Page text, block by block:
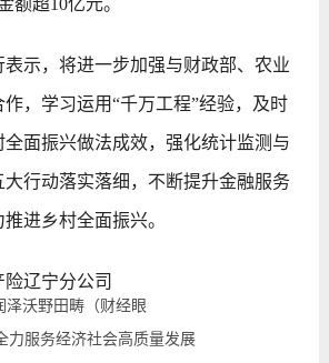
，将进一步加强与财政部、农业
，学习运用“千万工程”经验，及时
面振兴做法成效，强化统计监测与
行动落实落细，不断提升金融服务
进乡村全面振兴。
辽宁分公司
泽沃野田畴（财经眼
力服务经济社会高质量发展